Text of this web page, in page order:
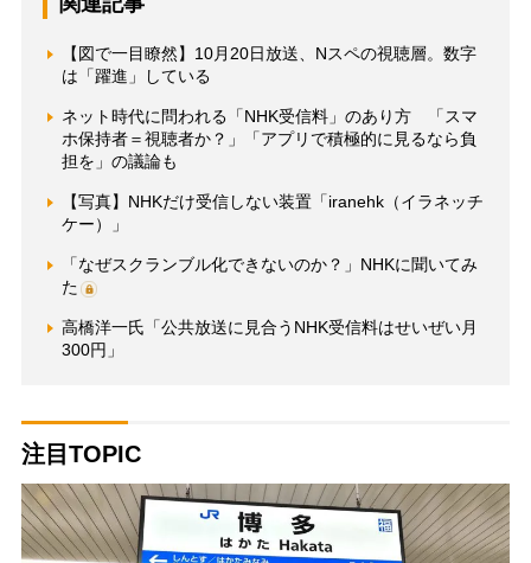
【図で一目瞭然】10月20日放送、Nスペの視聴層。数字
は「躍進」している
ネット時代に問われる「NHK受信料」のあり方 「スマ
ホ保持者＝視聴者か？」「アプリで積極的に見るなら負
担を」の議論も
【写真】NHKだけ受信しない装置「iranehk（イラネッチ
ケー）」
「なぜスクランブル化できないのか？」NHKに聞いてみ
た
高橋洋一氏「公共放送に見合うNHK受信料はせいぜい月
300円」
注目TOPIC